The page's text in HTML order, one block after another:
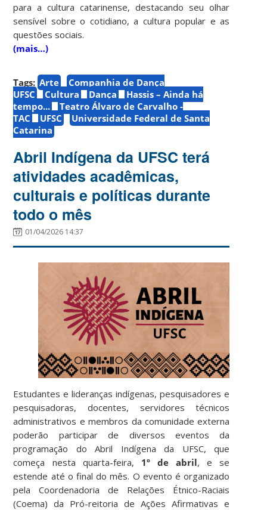
para a cultura catarinense, destacando seu olhar
sensível sobre o cotidiano, a cultura popular e as
questões sociais.
(mais…)
Tags: Arte
Companhia de Dança
UFSC
Cultura Dança
Hassis – Ainda há
tempo...
Teatro Álvaro de Carvalho -
TAC
UFSC
Universidade Federal de Santa
Catarina
Abril Indígena da UFSC terá
atividades acadêmicas,
culturais e políticas durante
todo o mês
01/04/2026 14:37
Estudantes e lideranças indígenas, pesquisadores e
pesquisadoras, docentes, servidores técnicos
administrativos e membros da comunidade externa
poderão participar de diversos eventos da
programação do Abril Indígena da UFSC, que
começa nesta quarta-feira, 1º de abril, e se
estende até o final do mês. O evento é organizado
pela Coordenadoria de Relações Étnico-Raciais
(Coema) da Pró-reitoria de Ações Afirmativas e